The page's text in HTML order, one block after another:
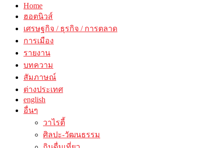
Home
ฮอตนิวส์
เศรษฐกิจ / ธุรกิจ / การตลาด
การเมือง
รายงาน
บทความ
สัมภาษณ์
ต่างประเทศ
english
อื่นๆ
วาไรตี้
ศิลปะ-วัฒนธรรม